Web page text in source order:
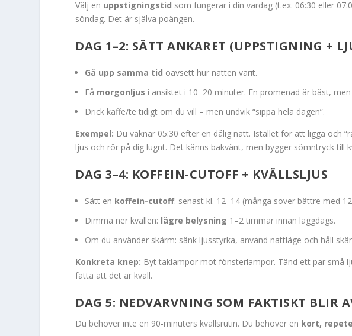
Välj en uppstigningstid som fungerar i din vardag (t.ex. 06:30 eller
söndag. Det är själva poängen.
DAG 1–2: SÄTT ANKARET (UPPSTIGNING +
Gå upp samma tid oavsett hur natten varit.
Få morgonljus i ansiktet i 10–20 minuter. En promenad är bäst,
Drick kaffe/te tidigt om du vill – men undvik “sippa hela dagen”.
Exempel: Du vaknar 05:30 efter en dålig natt. Istället för att ligga och
ljus och rör på dig lugnt. Det känns bakvänt, men bygger sömntryck till
DAG 3–4: KOFFEIN-CUTOFF + KVÄLLSLJUS
Sätt en koffein-cutoff: senast kl. 12–14 (många sover bättre med
Dimma ner kvällen: lägre belysning 1–2 timmar innan läggdags.
Om du använder skärm: sänk ljusstyrka, använd nattläge och håll
Konkreta knep: Byt taklampor mot fönsterlampor. Tänd ett par små
fatta att det är kväll.
DAG 5: NEDVARVNING SOM FAKTISKT BLIR
Du behöver inte en 90-minuters kvällsrutin. Du behöver en kort,